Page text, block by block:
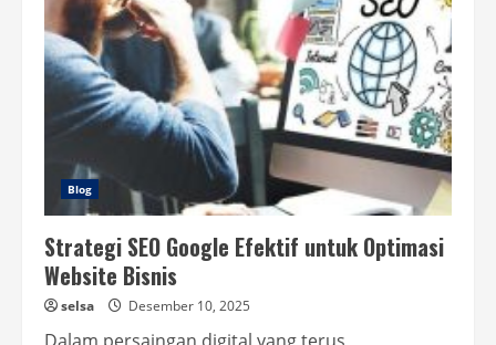
Blog
Strategi SEO Google Efektif untuk Optimasi
Website Bisnis
selsa Desember 10, 2025